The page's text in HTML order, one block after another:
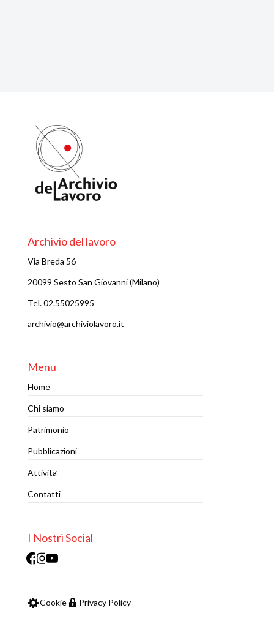
Archivio del lavoro
Via Breda 56
20099 Sesto San Giovanni (Milano)
Tel. 02.55025995
archivio@archiviolavoro.it
Menu
Home
Chi siamo
Patrimonio
Pubblicazioni
Attivita’
Contatti
I Nostri Social
Facebook
Instagram
Cookie Privacy Policy